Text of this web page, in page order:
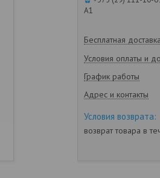
А1
Бесплатная
Условия оплаты и
График работы
Адрес и контакты
возврат товара в